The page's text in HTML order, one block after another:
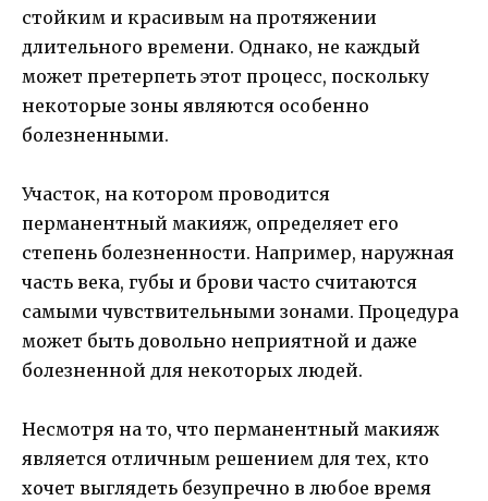
стойким и красивым на протяжении
длительного времени. Однако, не каждый
может претерпеть этот процесс, поскольку
некоторые зоны являются особенно
болезненными.
Участок, на котором проводится
перманентный макияж, определяет его
степень болезненности. Например, наружная
часть века, губы и брови часто считаются
самыми чувствительными зонами. Процедура
может быть довольно неприятной и даже
болезненной для некоторых людей.
Несмотря на то, что перманентный макияж
является отличным решением для тех, кто
хочет выглядеть безупречно в любое время